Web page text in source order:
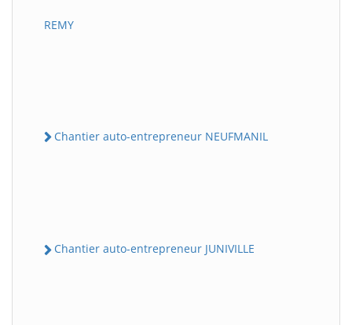
REMY
Chantier auto-entrepreneur NEUFMANIL
Chantier auto-entrepreneur JUNIVILLE